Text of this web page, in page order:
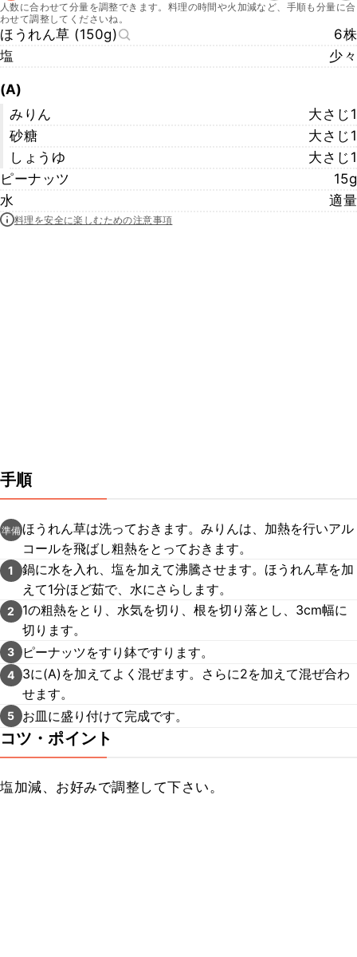
人数に合わせて分量を調整できます。料理の時間や火加減など、手順も分量に合
わせて調整してくださいね。
ほうれん草 (150g)
6株
塩
少々
(A)
みりん
大さじ1
砂糖
大さじ1
しょうゆ
大さじ1
ピーナッツ
15g
水
適量
料理を安全に楽しむための注意事項
手順
準備 ほうれん草は洗っておきます。みりんは、加熱を行いアル
コールを飛ばし粗熱をとっておきます。
1
鍋に水を入れ、塩を加えて沸騰させます。ほうれん草を加
えて1分ほど茹で、水にさらします。
2
1の粗熱をとり、水気を切り、根を切り落とし、3cm幅に
切ります。
3 ピーナッツをすり鉢ですります。
4
3に(A)を加えてよく混ぜます。さらに2を加えて混ぜ合わ
せます。
5 お皿に盛り付けて完成です。
コツ・ポイント
塩加減、お好みで調整して下さい。